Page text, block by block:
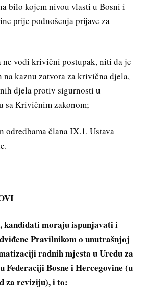
bilo kojem nivou vlasti u Bosni i
prije podnošenja prijave za
ne vodi krivični postupak, niti da je
na kaznu zatvora za krivična djela,
djela protiv sigurnosti u
sa Krivičnim zakonom;
odredbama člana IX.1. Ustava
kandidati moraju ispunjavati i
Pravilnikom o unutrašnjoj
radnih mjesta u Uredu za
Bosne i Hercegovine (u
za reviziju), i to: